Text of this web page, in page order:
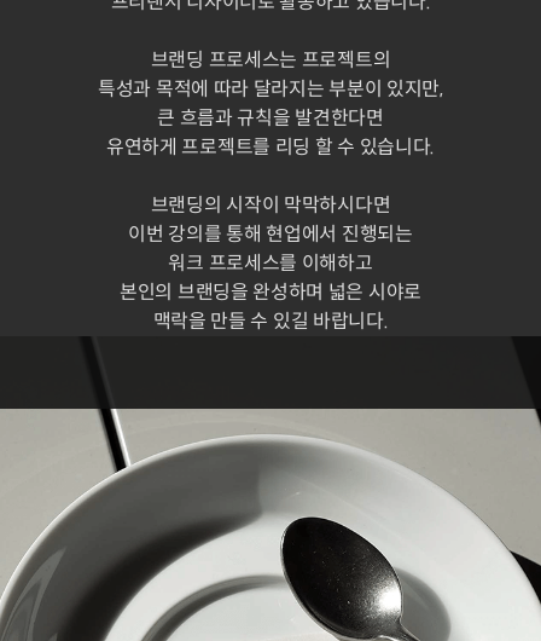
브랜딩 프로세스는 프로젝트의
특성과 목적에 따라 달라지는 부분이 있지만,
큰 흐름과 규칙을 발견한다면
유연하게 프로젝트를 리딩 할 수 있습니다.
브랜딩의 시작이 막막하시다면
이번 강의를 통해 현업에서 진행되는
워크 프로세스를 이해하고
본인의 브랜딩을 완성하며 넓은 시야로
맥락을 만들 수 있길 바랍니다.